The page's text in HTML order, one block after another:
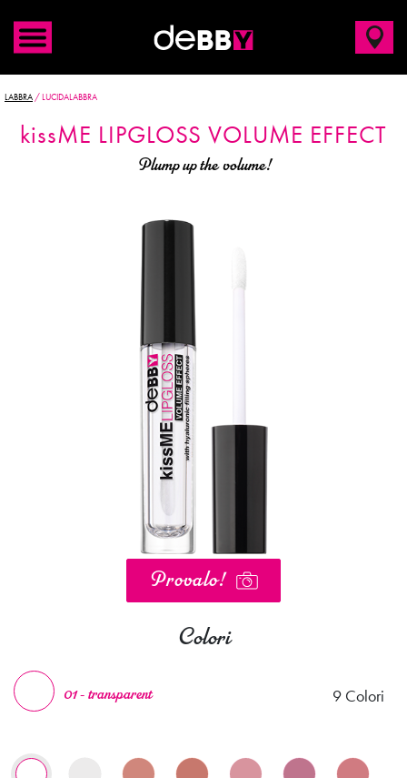
LABBRA /LUCIDALABBRA
kissME LIPGLOSS VOLUME EFFECT
Plump up the volume!
Provalo!
Colori
01 - transparent 9 Colori